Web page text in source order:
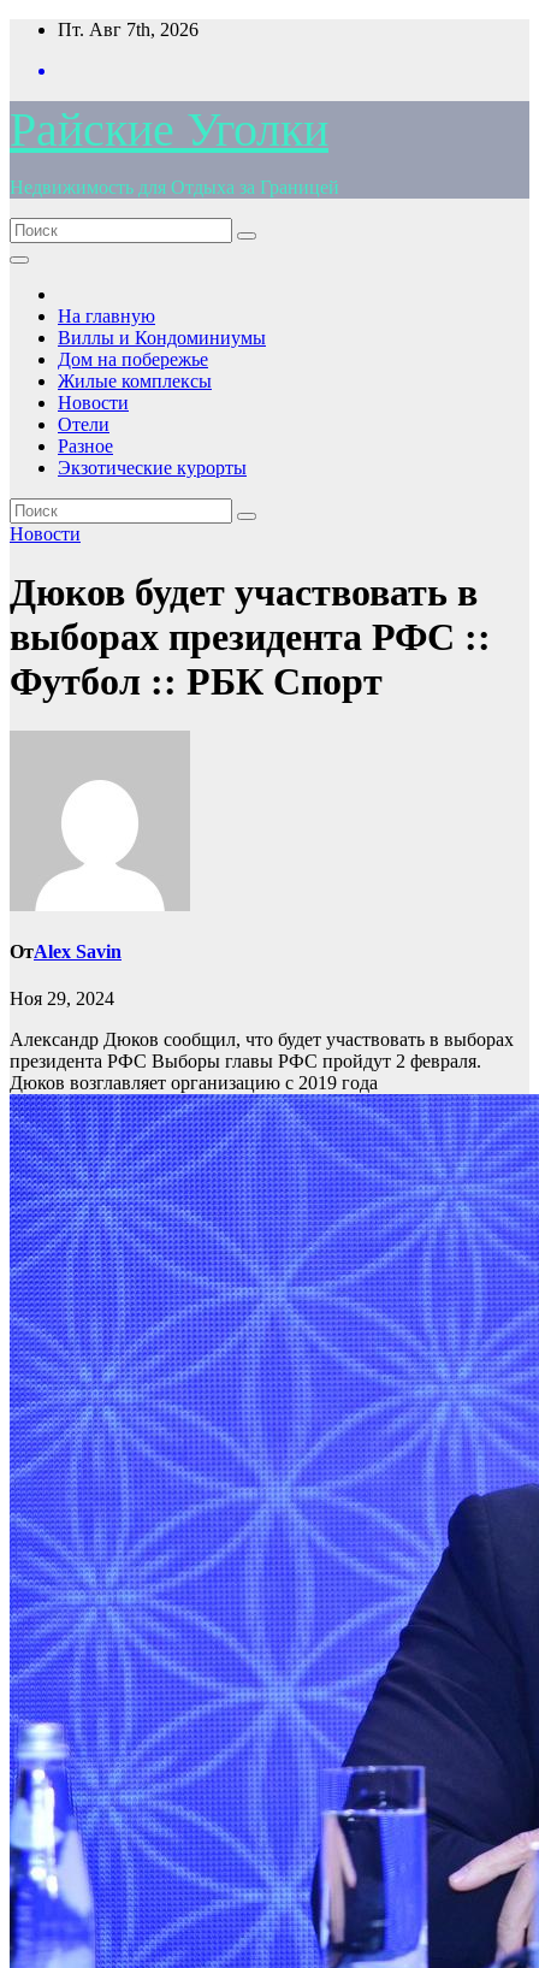
Перейти
содержимому
Пт. Авг 7th, 2026
Райские Уголки
Недвижимость для Отдыха за Границей
На главную
Виллы и Кондоминиумы
Дом на побережье
Жилые комплексы
Новости
Отели
Разное
Экзотические курорты
Новости
Дюков будет участвовать в
выборах президента РФС ::
Футбол :: РБК Спорт
ОтAlex Savin
Ноя 29, 2024
Александр Дюков сообщил, что будет участвовать в выборах
президента РФС Выборы главы РФС пройдут 2 февраля.
Дюков возглавляет организацию с 2019 года